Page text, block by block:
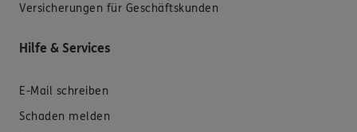
Versicherungen für Geschäftskunden
Hilfe & Services
E-Mail schreiben
Schaden melden